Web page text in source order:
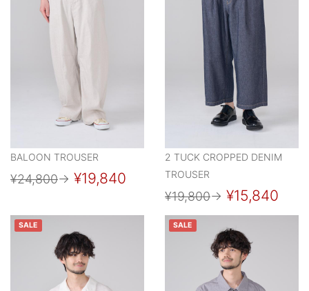
BALOON TROUSER
¥24,800→ ¥19,840
2 TUCK CROPPED DENIM
TROUSER
¥19,800→ ¥15,840
SALE SALE